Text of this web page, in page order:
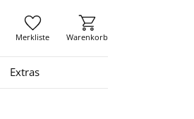
Merkliste Warenkorb
Extras